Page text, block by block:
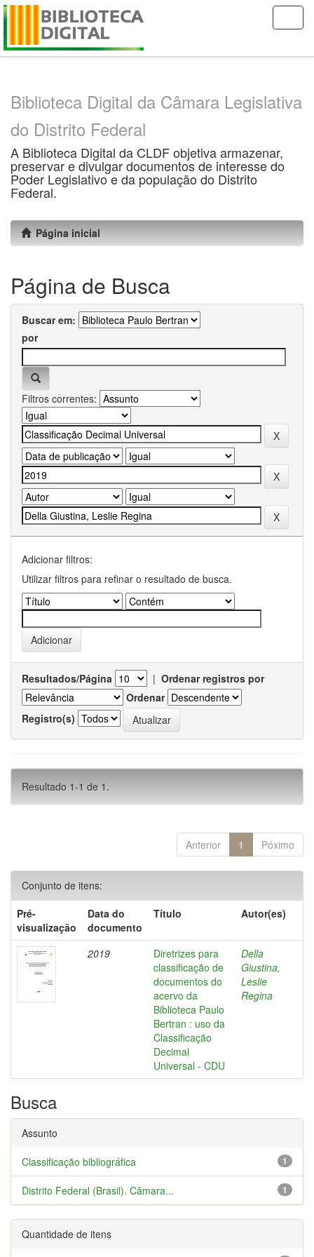
Skip
Biblioteca Digital da Câmara Legislativa
do Distrito Federal
A Biblioteca Digital da CLDF objetiva armazenar,
preservar e divulgar documentos de interesse do
Poder Legislativo e da população do Distrito
Federal.
Página inicial
Página de Busca
Buscar em:
por
Filtros correntes:
Adicionar filtros:
Utilizar filtros para refinar o resultado de busca.
Resultados/Página | Ordenar registros por
Ordenar
Registro(s)
Resultado 1-1 de 1.
Anterior 1 Póximo
Conjunto de itens:
Pré-
visualização
Data do
documento
Título Autor(es)
2019
Diretrizes para
classificação de
documentos do
acervo da
Biblioteca Paulo
Bertran : uso da
Classificação
Decimal
Universal - CDU
Della
Giustina,
Leslie
Regina
Busca
Assunto
1
Classificação bibliográfica
1
Distrito Federal (Brasil). Câmara...
Quantidade de itens